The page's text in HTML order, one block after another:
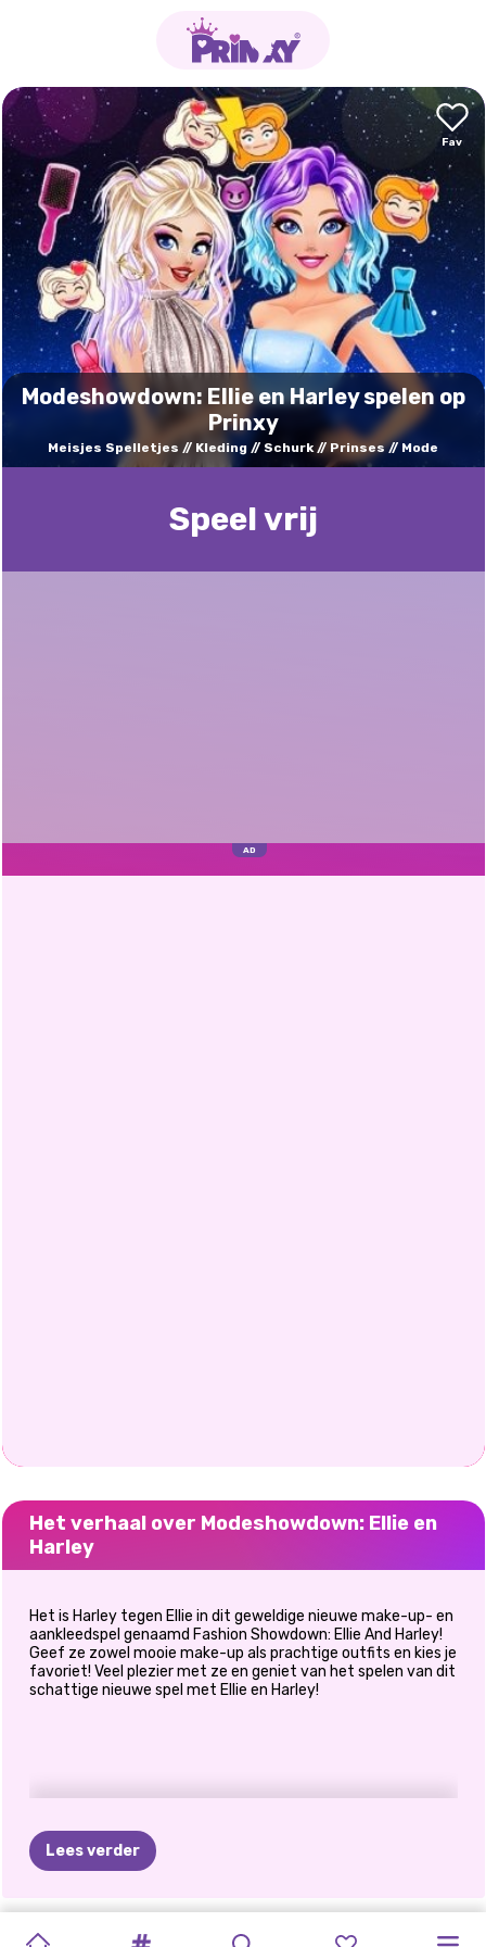
Modeshowdown: Ellie en Harley spelen op
Prinxy
Meisjes Spelletjes Kleding Schurk Prinses Mode
Speel vrij
Het verhaal over Modeshowdown: Ellie en
Harley
Het is Harley tegen Ellie in dit geweldige nieuwe make-up- en
aankleedspel genaamd Fashion Showdown: Ellie And Harley!
Geef ze zowel mooie make-up als prachtige outfits en kies je
favoriet! Veel plezier met ze en geniet van het spelen van dit
schattige nieuwe spel met Ellie en Harley!
Lees verder
KARDASHIANS
POLYNESISCHE PRINSESSEN
PRINSESSEN TERUG